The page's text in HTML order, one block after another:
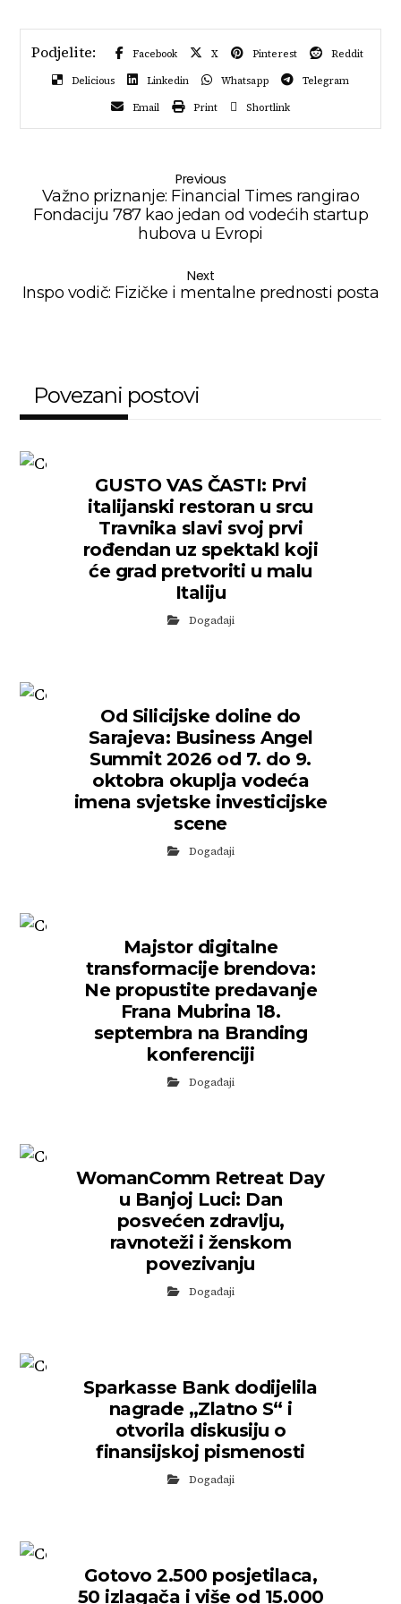
Facebook X Pinterest
Reddit
Delicious
Linkedin Whatsapp
Telegram
Email
Print Shortlink
Previous
Važno priznanje: Financial Times rangirao
Fondaciju 787 kao jedan od vodećih startup
hubova u Evropi
Next
Inspo vodič: Fizičke i mentalne prednosti posta
Povezani postovi
GUSTO VAS ČASTI: Prvi
italijanski restoran u srcu
Travnika slavi svoj prvi
rođendan uz spektakl koji
će grad pretvoriti u malu
Italiju
Događaji
Od Silicijske doline do
Sarajeva: Business Angel
Summit 2026 od 7. do 9.
oktobra okuplja vodeća
imena svjetske investicijske
scene
Događaji
Majstor digitalne
transformacije brendova:
Ne propustite predavanje
Frana Mubrina 18.
septembra na Branding
konferenciji
Događaji
WomanComm Retreat Day
u Banjoj Luci: Dan
posvećen zdravlju,
ravnoteži i ženskom
povezivanju
Događaji
Sparkasse Bank dodijelila
nagrade „Zlatno S“ i
otvorila diskusiju o
finansijskoj pismenosti
Događaji
Gotovo 2.500 posjetilaca,
50 izlagača i više od 15.000